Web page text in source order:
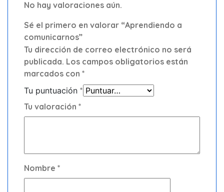
No hay valoraciones aún.
Sé el primero en valorar “Aprendiendo a
comunicarnos”
Tu dirección de correo electrónico no será
publicada. Los campos obligatorios están
marcados con *
Tu puntuación *
Tu valoración *
Nombre *